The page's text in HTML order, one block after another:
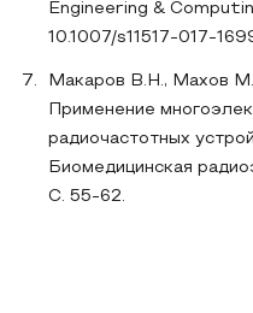
Engineering &
10.1007/s11517-017-
Макаров В.Н., Махов
Применение
радиочастотных
Биомедицинская
С. 55-62.